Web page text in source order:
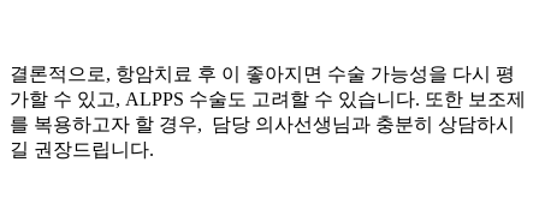
결론적으로, 항암치료 후 이 좋아지면 수술 가능성을 다시 평
가할 수 있고, ALPPS 수술도 고려 할 수 있습니다. 또한 보조제
를 복용하고자 할 경우, 담당 의사선생님과 충분히 상담하시
길 권장드립니다.